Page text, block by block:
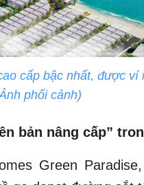
cấp bậc nhất, được ví
phối cảnh)
bản nâng cấp”
Green